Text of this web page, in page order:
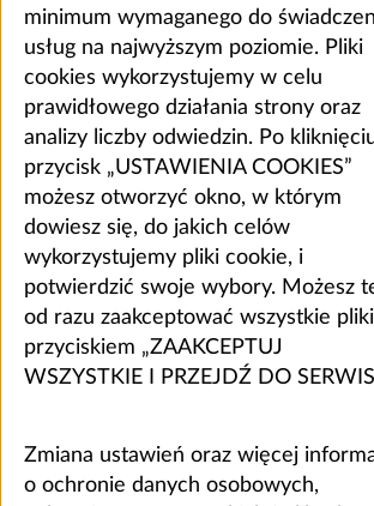
minimum wymaganego do
usług na najwyższym poziomie. Pliki
cookies wykorzystujemy w celu
prawidłowego działania strony oraz
analizy liczby odwiedzin. Po
przycisk „USTAWIENIA COOKIES”
możesz otworzyć okno, w którym
dowiesz się, do jakich celów
wykorzystujemy pliki cookie, i
potwierdzić swoje wybory. Możesz
od razu zaakceptować wszystkie pliki
przyciskiem „ZAAKCEPTUJ
WSZYSTKIE I PRZEJDŹ DO
Zmiana ustawień oraz więcej
o ochronie danych osobowych,